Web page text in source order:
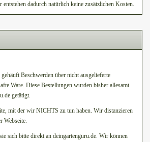
dadurch natürlich keine zusätzlichen Kosten.
Beschwerden über nicht ausgelieferte
Ware. Diese Bestellungen wurden bisher allesamt
getätigt.
mit der wir NICHTS zu tun haben. Wir distanzieren
Webseite.
sich bitte direkt an deingartenguru.de. Wir können